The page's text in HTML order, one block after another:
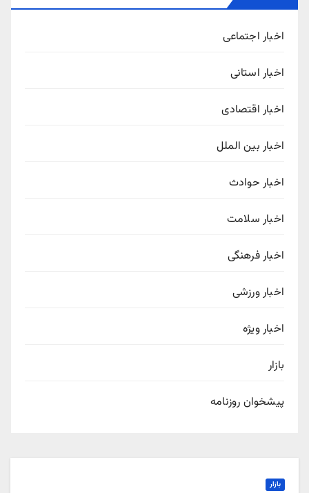
اخبار اجتماعی
اخبار استانی
اخبار اقتصادی
اخبار بین الملل
اخبار حوادث
اخبار سلامت
اخبار فرهنگی
اخبار ورزشی
اخبار ویژه
بازار
پیشخوان روزنامه
بازار